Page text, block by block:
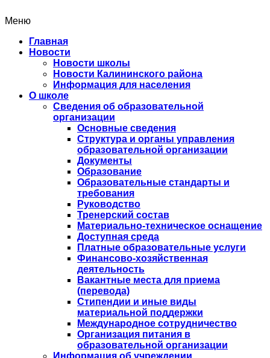
Меню
Главная
Новости
Новости школы
Новости Калининского района
Информация для населения
О школе
Сведения об образовательной
организации
Основные сведения
Структура и органы управления
образовательной организации
Документы
Образование
Образовательные стандарты и
требования
Руководство
Тренерский состав
Материально-техническое оснащение
Доступная среда
Платные образовательные услуги
Финансово-хозяйственная
деятельность
Вакантные места для приема
(перевода)
Стипендии и иные виды
материальной поддержки
Международное сотрудничество
Организация питания в
образовательной организации
Информация об учреждении